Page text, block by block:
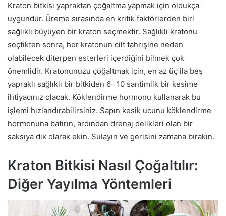
Kraton bitkisi yapraktan çoğaltma yapmak için oldukça
uygundur. Üreme sırasında en kritik faktörlerden biri
sağlıklı büyüyen bir kraton seçmektir. Sağlıklı kratonu
seçtikten sonra, her kratonun cilt tahrişine neden
olabilecek diterpen esterleri içerdiğini bilmek çok
önemlidir. Kratonunuzu çoğaltmak için, en az üç ila beş
yapraklı sağlıklı bir bitkiden 6- 10 santimlik bir kesime
ihtiyacınız olacak. Köklendirme hormonu kullanarak bu
işlemi hızlandırabilirsiniz. Sapın kesik ucunu köklendirme
hormonuna batırın, ardından drenaj delikleri olan bir
saksıya dik olarak ekin. Sulayın ve gerisini zamana bırakın.
Kraton Bitkisi Nasıl Çoğaltılır:
Diğer Yayılma Yöntemleri